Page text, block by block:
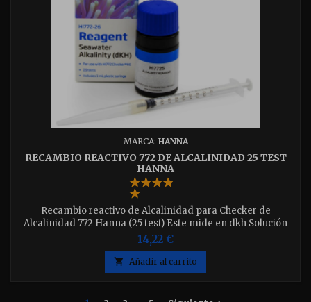
MARCA: HANNA
RECAMBIO REACTIVO 772 DE ALCALINIDAD 25 TEST
HANNA
Recambio reactivo de Alcalinidad para Checker de
Alcalinidad 772 Hanna (25 test) Este mide en dkh Solución
Liquida
14,22 €
 Añadir al carrito